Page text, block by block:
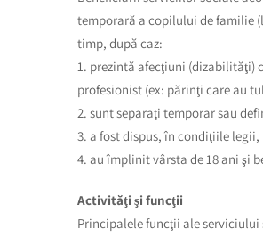
temporară a copilului de familie
timp, după caz:
1. prezintă afecţiuni (dizabilităţi)
profesionist (ex: părinţi care au
2. sunt separaţi temporar sau
3. a fost dispus, în condiţiile
4. au împlinit vârsta de 18 ani şi
Activităţi şi funcţii
Principalele funcţii ale serviciului